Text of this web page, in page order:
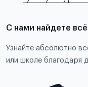
С нами найдете всё
Узнайте абсолютно
или школе благодаря